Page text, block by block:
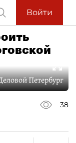
Войти
Петербург
38